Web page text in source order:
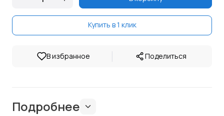
Купить в 1 клик
В избранное | Поделиться
Подробнее